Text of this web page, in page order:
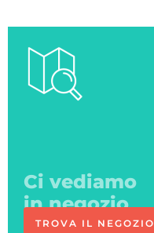
Ci vediamo
TROVA IL NEGOZIO